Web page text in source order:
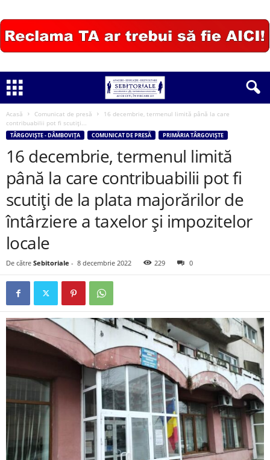
Acasă Comunicat de presă
16 decembrie, termenul limită până la care
contribuabilii pot fi scutiți...
TÂRGOVIȘTE - DÂMBOVIȚA COMUNICAT DE PRESĂ PRIMĂRIA TÂRGOVIȘTE
16 decembrie, termenul limită
până la care contribuabilii pot fi
scutiți de la plata majorărilor de
întârziere a taxelor și impozitelor
locale
De către Sebitoriale - 8 decembrie 2022 229 0